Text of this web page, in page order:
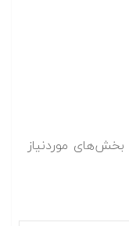
بخش‌های موردنیاز